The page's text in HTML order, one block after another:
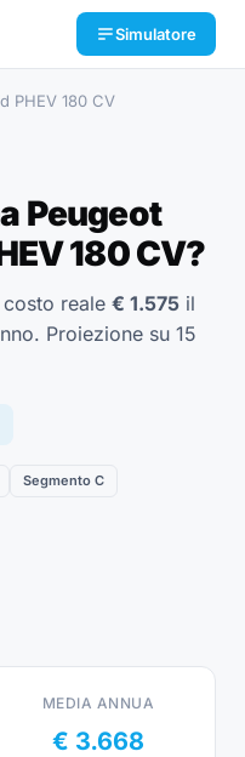
Simulatore
PHEV 180 CV
Peugeot
180 CV?
reale € 1.575 il
Proiezione su 15
Segmento C
MEDIA ANNUA
€ 3.668